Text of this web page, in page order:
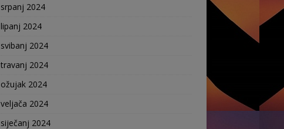
srpanj 2024
lipanj 2024
svibanj 2024
travanj 2024
ožujak 2024
veljača 2024
siječanj 2024